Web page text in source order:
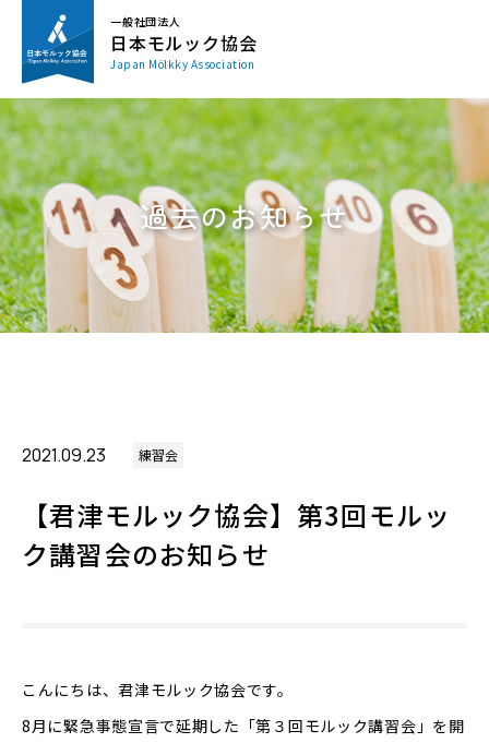
一般社団法人
日本モルック協会
Japan Mölkky Association
過去のお知らせ
2021.09.23 練習会
【君津モルック協会】第3回モルッ
ク講習会のお知らせ
こんにちは、君津モルック協会です。
8月に緊急事態宣言で延期した「第３回モルック講習会」を開